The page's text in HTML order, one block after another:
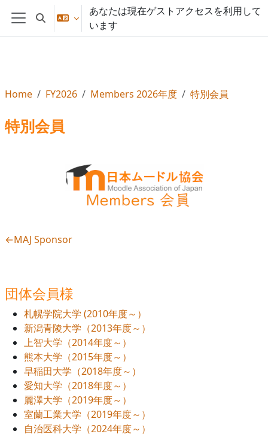
メインコンテンツへスキップする
サイドパネル
検索入力に切り替える
あなたは現在ゲストアクセスを利用して
います
Home FY2026 Members 2026年度 特別会員
特別会員
セクションアウトライン
←MAJ Sponsor
団体会員様
札幌学院大学 (2010年度～）
新潟青陵大学（2013年度～）
上智大学（2014年度～）
熊本大学（2015年度～）
早稲田大学（2018年度～）
愛知大学（2018年度～）
麗澤大学（2019年度～）
室蘭工業大学（2019年度～）
自治医科大学（2024年度～）